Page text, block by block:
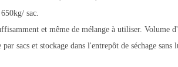
sac.
et même de mélange à utiliser. Volume
sacs et stockage dans l'entrepôt de séchage